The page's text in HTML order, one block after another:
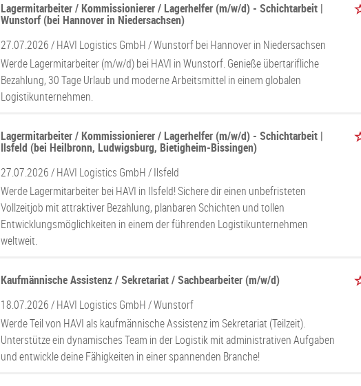
Lagermitarbeiter / Kommissionierer / Lagerhelfer (m/w/d) - Schichtarbeit |
Wunstorf (bei Hannover in Niedersachsen)
27.07.2026 /HAVI Logistics GmbH/ Wunstorf bei Hannover in Niedersachsen
Werde Lagermitarbeiter (m/w/d) bei HAVI in Wunstorf. Genieße übertarifliche
Bezahlung, 30 Tage Urlaub und moderne Arbeitsmittel in einem globalen
Logistikunternehmen.
Lagermitarbeiter / Kommissionierer / Lagerhelfer (m/w/d) - Schichtarbeit |
Ilsfeld (bei Heilbronn, Ludwigsburg, Bietigheim-Bissingen)
27.07.2026 /HAVI Logistics GmbH/ Ilsfeld
Werde Lagermitarbeiter bei HAVI in Ilsfeld! Sichere dir einen unbefristeten
Vollzeitjob mit attraktiver Bezahlung, planbaren Schichten und tollen
Entwicklungsmöglichkeiten in einem der führenden Logistikunternehmen
weltweit.
Kaufmännische Assistenz / Sekretariat / Sachbearbeiter (m/w/d)
18.07.2026 /HAVI Logistics GmbH/ Wunstorf
Werde Teil von HAVI als kaufmännische Assistenz im Sekretariat (Teilzeit).
Unterstütze ein dynamisches Team in der Logistik mit administrativen Aufgaben
und entwickle deine Fähigkeiten in einer spannenden Branche!